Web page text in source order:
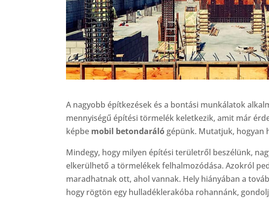
A nagyobb építkezések és a bontási munkálatok
mennyiségű építési törmelék keletkezik, amit már
képbe mobil betondarálógépünk. Mutatjuk, hogyan
Mindegy, hogy milyen építési területről beszélünk,
elkerülhető a törmelékek felhalmozódása. Azokról
maradhatnak ott, ahol vannak. Hely hiányában a
hogy rögtön egy hulladéklerakóba rohannánk,